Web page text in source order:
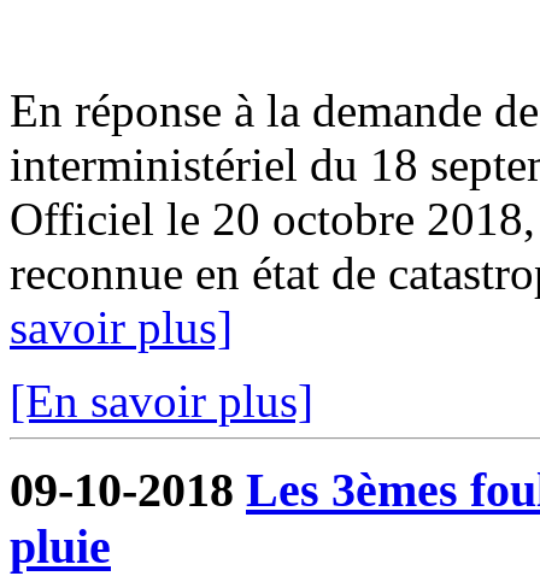
En réponse à la demande
interministériel du 18
Officiel le 20 octobre
reconnue en état de
savoir plus]
[En savoir plus]
09-10-2018 Les 3èmes
pluie